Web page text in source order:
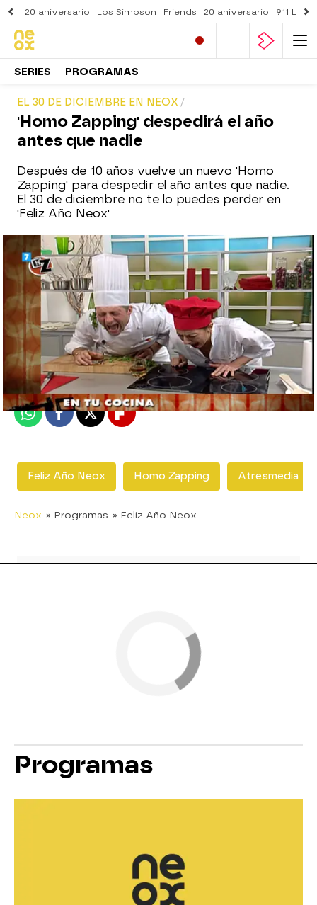
20 aniversario Los Simpson Friends 20 aniversario 911
SERIES PROGRAMAS
EL 30 DE DICIEMBRE EN NEOX
'Homo Zapping' despedirá el año
antes que nadie
Después de 10 años vuelve un nuevo 'Homo
Zapping' para despedir el año antes que nadie.
El 30 de diciembre no te lo puedes perder en
'Feliz Año Neox'
neox
Madrid
Publicado:12 de febrero de 2018, 13:08
WhatsappFacebook
X Flipboard
Feliz Año Neox Homo Zapping Atresmedia
Neox » Programas » Feliz Año Neox
Programas